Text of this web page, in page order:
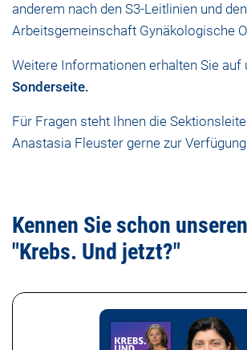
anderem nach den S3-Leitlinien und
Arbeitsgemeinschaft Gynäkologische
Weitere Informationen erhalten Sie auf
Sonderseite.
Für Fragen steht Ihnen die
Anastasia Fleuster gerne zur
Kennen Sie schon
"Krebs. Und jetzt?"